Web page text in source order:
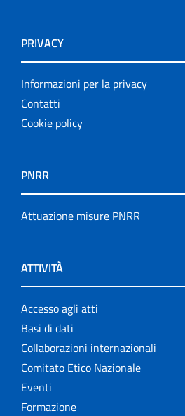
PRIVACY
Informazioni per la privacy
Contatti
Cookie policy
PNRR
Attuazione misure PNRR
ATTIVITÀ
Accesso agli atti
Basi di dati
Collaborazioni internazionali
Comitato Etico Nazionale
Eventi
Formazione